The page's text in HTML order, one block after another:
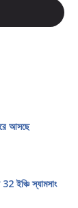
আসছে
ইঞ্চি স্যামসাং